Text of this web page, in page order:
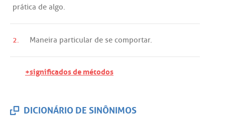
prática de algo.
2. Maneira particular de se comportar.
+significados de métodos
DICIONÁRIO DE SINÔNIMOS